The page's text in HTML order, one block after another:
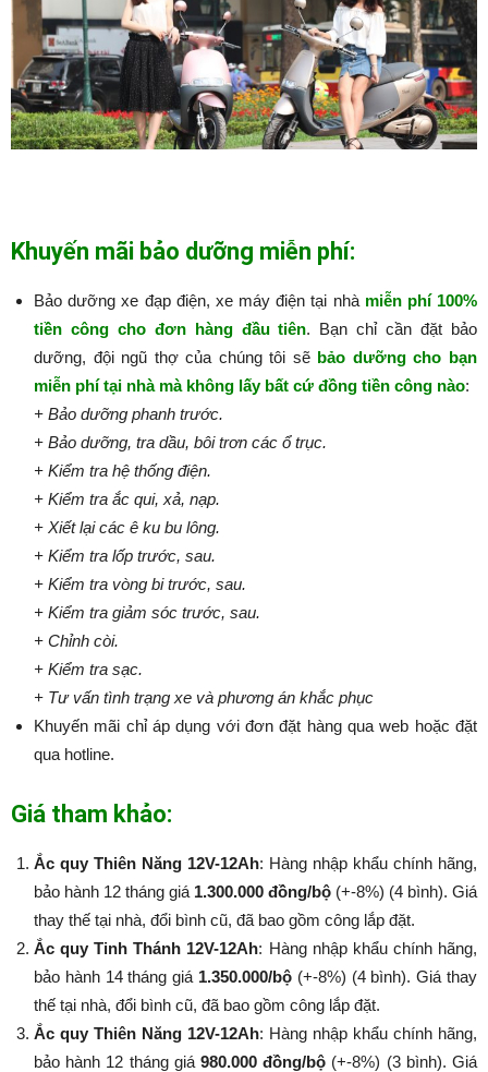
Khuyến mãi bảo dưỡng miễn phí:
Bảo dưỡng xe đạp điện, xe máy điện tại nhà miễn phí 100%
tiền công cho đơn hàng đầu tiên. Bạn chỉ cần đặt bảo
dưỡng, đội ngũ thợ của chúng tôi sẽ bảo dưỡng cho bạn
miễn phí tại nhà mà không lấy bất cứ đồng tiền công nào:​​​​​
+ Bảo dưỡng phanh trước.
+ Bảo dưỡng, tra dầu, bôi trơn các ổ trục.
+ Kiểm tra hệ thống điện.
+ Kiểm tra ắc qui, xả, nạp.
+ Xiết lại các ê ku bu lông.
+ Kiểm tra lốp trước, sau.
+ Kiểm tra vòng bi trước, sau.
+ Kiểm tra giảm sóc trước, sau.
+ Chỉnh còi.
+ Kiểm tra sạc.
+ Tư vấn tình trạng xe và phương án khắc phục
Khuyến mãi chỉ áp dụng với đơn đặt hàng qua web hoặc đặt
qua hotline.
Giá tham khảo:
Ắc quy Thiên Năng 12V-12Ah: Hàng nhập khẩu chính hãng,
bảo hành 12 tháng giá 1.300.000 đồng/bộ (+-8%) (4 bình). Giá
thay thế tại nhà, đổi bình cũ, đã bao gồm công lắp đặt.
Ắc quy Tinh Thánh 12V-12Ah: Hàng nhập khẩu chính hãng,
bảo hành 14 tháng giá 1.350.000/bộ (+-8%​​​​​​​) (4 bình). Giá thay
thế tại nhà, đổi bình cũ, đã bao gồm công lắp đặt.
Ắc quy Thiên Năng 12V-12Ah: Hàng nhập khẩu chính hãng,
bảo hành 12 tháng giá 980.000 đồng/bộ (+-8%​​​​​​​) (3 bình). Giá